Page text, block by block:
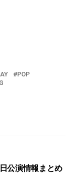
POP
公演情報まとめ